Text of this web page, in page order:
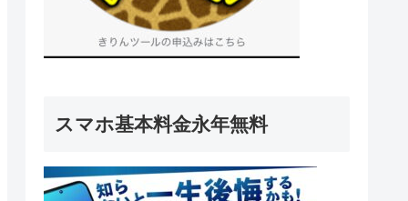
スマホ基本料金永年無料